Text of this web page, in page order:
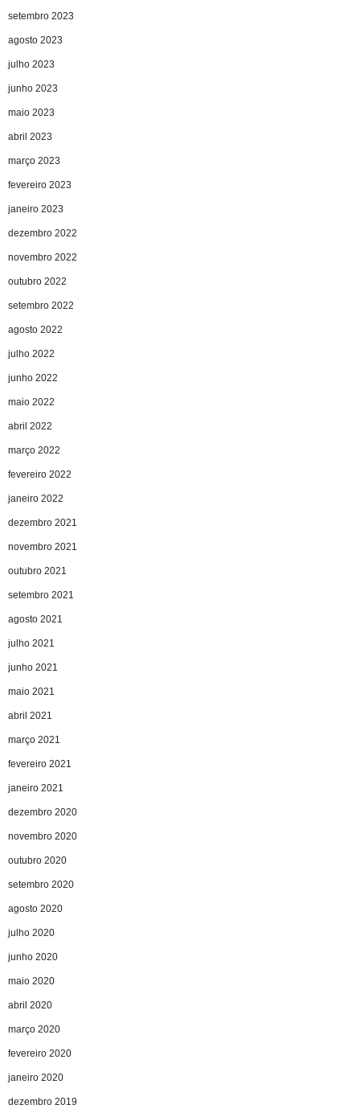
setembro 2023
agosto 2023
julho 2023
junho 2023
maio 2023
abril 2023
março 2023
fevereiro 2023
janeiro 2023
dezembro 2022
novembro 2022
outubro 2022
setembro 2022
agosto 2022
julho 2022
junho 2022
maio 2022
abril 2022
março 2022
fevereiro 2022
janeiro 2022
dezembro 2021
novembro 2021
outubro 2021
setembro 2021
agosto 2021
julho 2021
junho 2021
maio 2021
abril 2021
março 2021
fevereiro 2021
janeiro 2021
dezembro 2020
novembro 2020
outubro 2020
setembro 2020
agosto 2020
julho 2020
junho 2020
maio 2020
abril 2020
março 2020
fevereiro 2020
janeiro 2020
dezembro 2019